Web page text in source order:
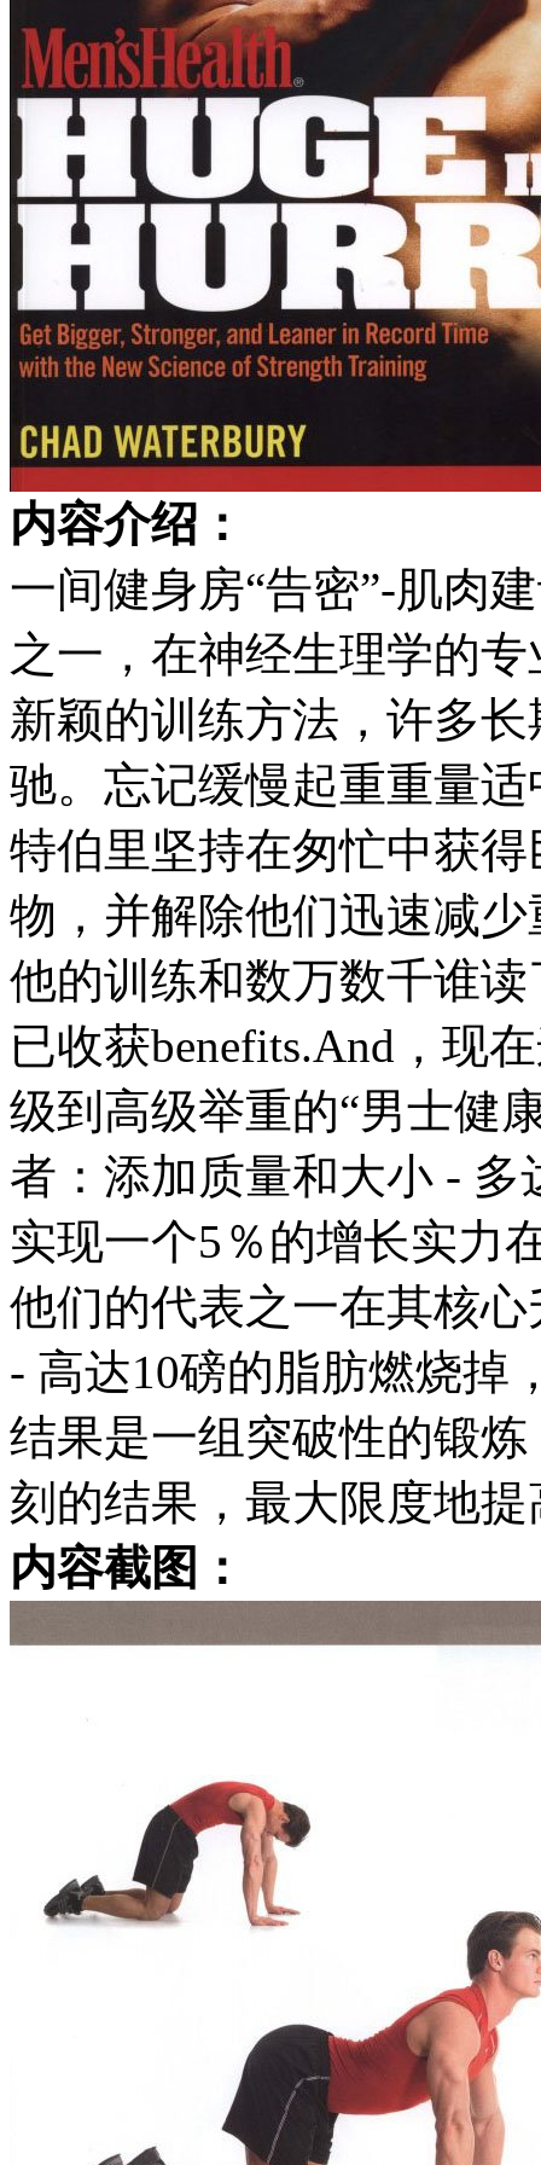
内容介绍：
一间健身房“告密”-肌肉
之一，在神经生理学的
新颖的训练方法，许多
驰。忘记缓慢起重重量
特伯里坚持在匆忙中获
物，并解除他们迅速减
他的训练和数万数千谁
已收获benefits.And，现
级到高级举重的“男士健
者：添加质量和大小 -
实现一个5％的增长实力
他们的代表之一在其核
- 高达10磅的脂肪燃烧掉
结果是一组突破性的锻
刻的结果，最大限度地
内容截图：